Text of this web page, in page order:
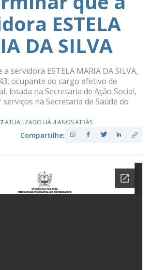
ESTELA
DA SILVA
servidora ESTELA MARIA DA SILVA,
ocupante do cargo efetivo de
lotada na Secretaria de Ação Social,
na Secretaria de Saúde do
ATUALIZADO HÁ 4 ANOS ATRÁS
Compartilhe: